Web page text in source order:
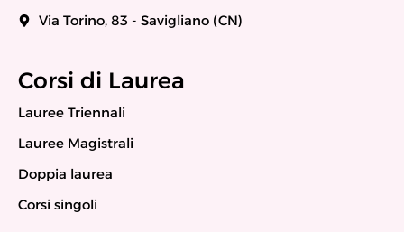
Via Torino, 83 - Savigliano (CN)
Corsi di Laurea
Lauree Triennali
Lauree Magistrali
Doppia laurea
Corsi singoli